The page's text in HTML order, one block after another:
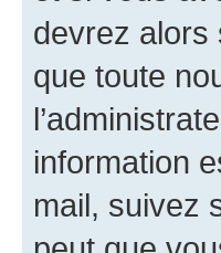
devrez alors
que toute
information
mail, suivez